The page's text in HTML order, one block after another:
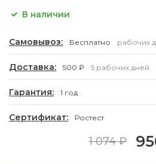
В наличии
Самовывоз: Бесплатно рабочих
Доставка: 500 ₽ 5 рабочих дней
Гарантия: 1 год
Сертификат: Ростест
1 074 ₽